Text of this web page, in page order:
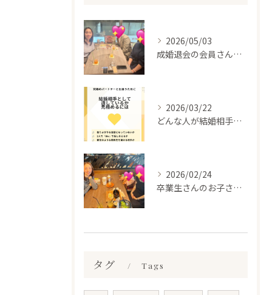
2026/05/03
成婚退会の会員さんとお会いして来ました✨
2026/03/22
どんな人が結婚相手だといいのか
2026/02/24
卒業生さんのお子さんに会って来ました✨
タグ Tags